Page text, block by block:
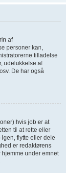
af
personer kan,
tilladelse
udelukkelse af
De har også
hvis job er at
til at rette eller
flytte eller dele
er redaktørens
under emnet